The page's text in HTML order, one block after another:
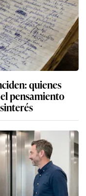
quienes
pensamiento